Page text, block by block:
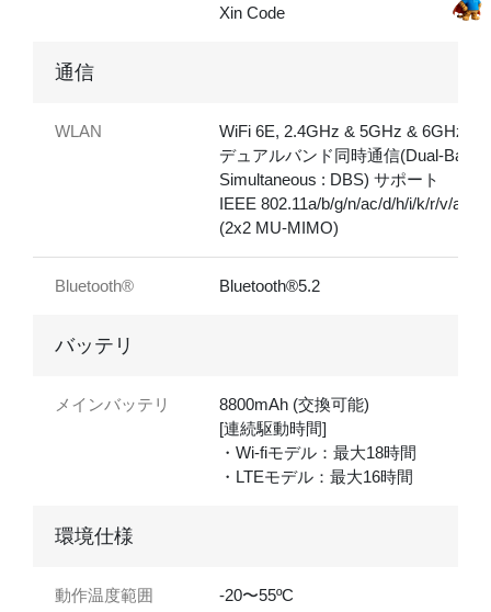
Xin Code
通信
WLAN
WiFi 6E, 2.4GHz & 5GHz & 6GHz
デュアルバンド同時通信(Dual-Band
Simultaneous : DBS) サポート
IEEE 802.11a/b/g/n/ac/d/h/i/k/r/v/ac/ax
(2x2 MU-MIMO)
Bluetooth® Bluetooth®5.2
バッテリ
メインバッテリ
8800mAh (交換可能)
[連続駆動時間]
・Wi-fiモデル：最大18時間
・LTEモデル：最大16時間
環境仕様
動作温度範囲 -20〜55ºC